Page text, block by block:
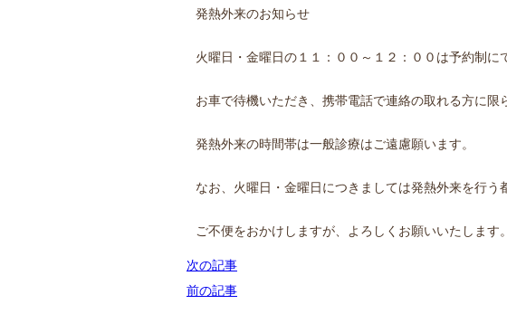
発熱外来のお知らせ
火曜日・金曜日の１１：００～１２：００は予約制に
お車で待機いただき、携帯電話で連絡の取れる方に限
発熱外来の時間帯は一般診療はご遠慮願います。
なお、火曜日・金曜日につきましては発熱外来を行う
ご不便をおかけしますが、よろしくお願いいたします。
次の記事
前の記事